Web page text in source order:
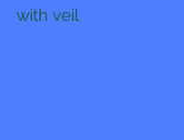
with veil